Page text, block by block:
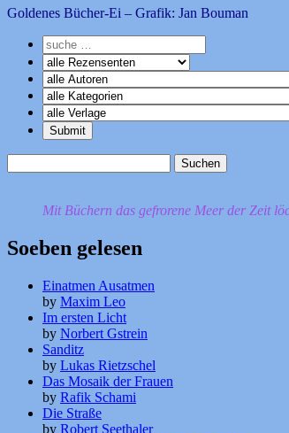
Goldenes Bücher-Ei – Grafik: Jan Bouman
nach:
Mit Büchern das gefrorene Meer der Zeit
Soeben gelesen
Einatmen Ausatmen
by Maxim Leo
Im ersten Licht
by Norbert Gstrein
Sanditz
by Lukas Rietzschel
Das Mosaik der Frauen
by Rafik Schami
Die Straße
by Robert Seethaler